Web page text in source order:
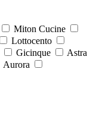
Miton Cucine
Lottocento
Gicinque
Astra
Aurora